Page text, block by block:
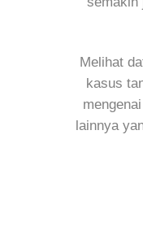
Melihat
kasus
lainnya